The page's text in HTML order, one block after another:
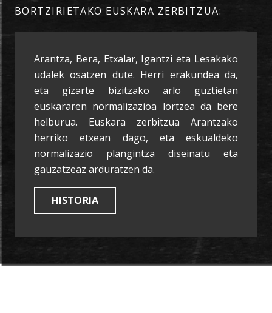
BORTZIRIETAKO EUSKARA ZERBITZUA:
Arantza, Bera, Etxalar, Igantzi eta Lesakako
udalek osatzen dute. Herri erakundea da,
eta gizarte bizitzako arlo guztietan
euskararen normalizazioa lortzea da bere
helburua. Euskara zerbitzua Arantzako
herriko etxean dago, eta eskualdeko
normalizazio plangintza diseinatu eta
gauzatzeaz arduratzen da.
HISTORIA